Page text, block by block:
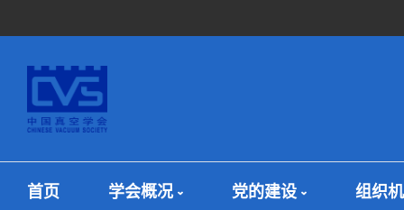
首页 学会概况 党的建设 组织